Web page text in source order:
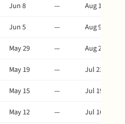
Jun 8 —
Aug 12
Jun 5 —
Aug 9
May 29 —
Aug 2
May 19 —
Jul 23
May 15 —
Jul 19
May 12 —
Jul 16